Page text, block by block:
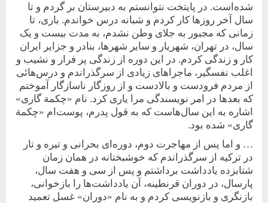
شده‌است. در پایتخت نتوانستم به دبیرستان بر گردم و تا
سال آخر روزها کار کردم و شبانه درس خواندم. باری، تا
زمانی که مجبور به جلای وطن نشدم، به مدت بیست و یک
سال، در تهران، شهریار و سایر شهرها، بنادر و جزایر ایران
کار و زندگی کردم. در این دوره از زندگی پر ‌فرار و نشیب و
اغلب نفسگیر، ماجراهای زیادی از سرگذراندم و درس‌هائی
از مردم فرودست و بالادست و از روزگار ناسازگار آموختم
که بعدها در امر نویسندگی مرا یاری کرد. نام «چکمة گاری»
اشاره به این سال‌هاست که به قول پدرم، پوست‌ام «چکمة
گاری» شده بود.
… و اما پس از مهاجرت دوم، دوره‌ای بحرانی و تیره و تار
در ترکیه از سرگذراندم که خوشبختانه در همان زمان
شتابزده یادداشت برداشتم و پس از سی و هفت سال،
پارسال، در دوران قرنطینه، آن یادداشت‌ها را بازخوانی،
بازنگری و بازنویسی کردم و به نام «دوران» غسل تعمید